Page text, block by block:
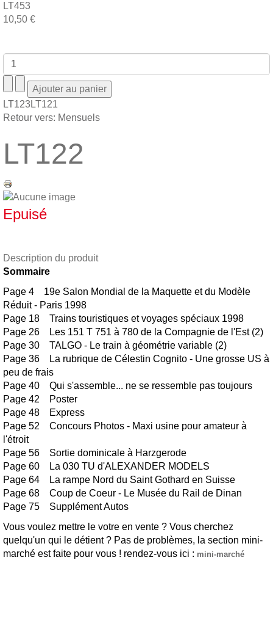
LT453
10,50 €
LT123LT121
Retour vers: Mensuels
LT122
Epuisé
Description du produit
Sommaire
Page 4 19e Salon Mondial de la Maquette et du Modèle
Réduit - Paris 1998
Page 18 Trains touristiques et voyages spéciaux 1998
Page 26 Les 151 T 751 à 780 de la Compagnie de l'Est (2)
Page 30 TALGO - Le train à géométrie variable (2)
Page 36 La rubrique de Célestin Cognito - Une grosse US à
peu de frais
Page 40 Qui s'assemble... ne se ressemble pas toujours
Page 42 Poster
Page 48 Express
Page 52 Concours Photos - Maxi usine pour amateur à
l'étroit
Page 56 Sortie dominicale à Harzgerode
Page 60 La 030 TU d'ALEXANDER MODELS
Page 64 La rampe Nord du Saint Gothard en Suisse
Page 68 Coup de Coeur - Le Musée du Rail de Dinan
Page 75 Supplément Autos
Vous voulez mettre le votre en vente ? Vous cherchez
quelqu'un qui le détient ? Pas de problèmes, la section mini-
marché est faite pour vous ! rendez-vous ici : mini-marché